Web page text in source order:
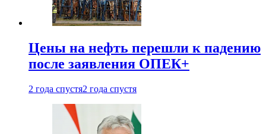
Цены на нефть перешли к падению
после заявления ОПЕК+
2 года спустя2 года спустя